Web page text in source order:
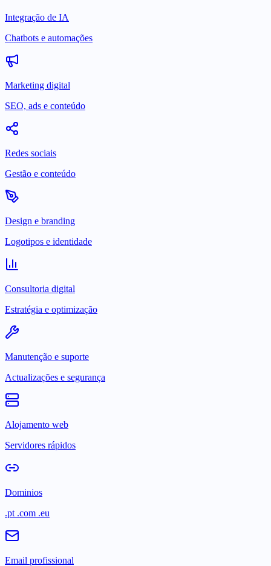
Integração de IA
Chatbots e automações
Marketing digital
SEO, ads e conteúdo
Redes sociais
Gestão e conteúdo
Design e branding
Logotipos e identidade
Consultoria digital
Estratégia e optimização
Manutenção e suporte
Actualizações e segurança
Alojamento web
Servidores rápidos
Dominios
.pt .com .eu
Email profissional